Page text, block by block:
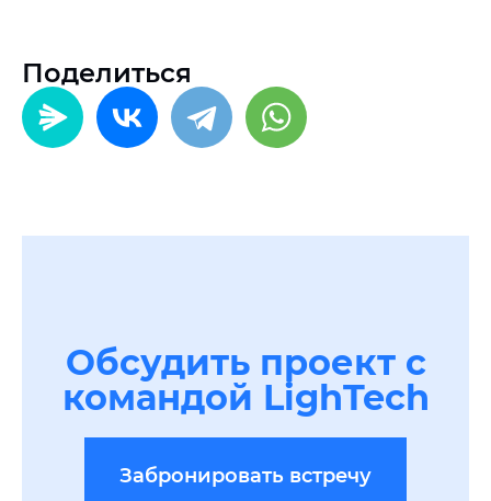
Поделиться
Обсудить проект с
командой LighTech
Забронировать встречу